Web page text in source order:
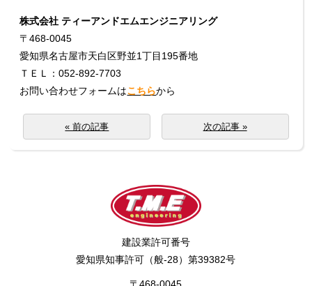
株式会社 ティーアンドエムエンジニアリング
〒468-0045
愛知県名古屋市天白区野並1丁目195番地
ＴＥＬ：052-892-7703
お問い合わせフォームはこちらから
« 前の記事 次の記事 »
建設業許可番号
愛知県知事許可（般-28）第39382号
〒468-0045